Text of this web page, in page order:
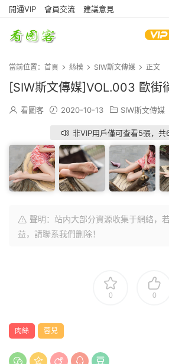
開通VIP 會員交流 建議意見
當前位置： 首頁 絲模 SIW斯文傳媒 正文
[SIW斯文傳媒]VOL.003 歐街
看圖客 2020-10-13 SIW斯文傳媒
非VIP用戶僅可查看5張，共
聲明：站内大部分資源收集于網絡，
益，請聯系我們删除！
0 0
肉絲 蓉兒